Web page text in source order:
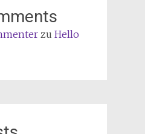
zu Hello